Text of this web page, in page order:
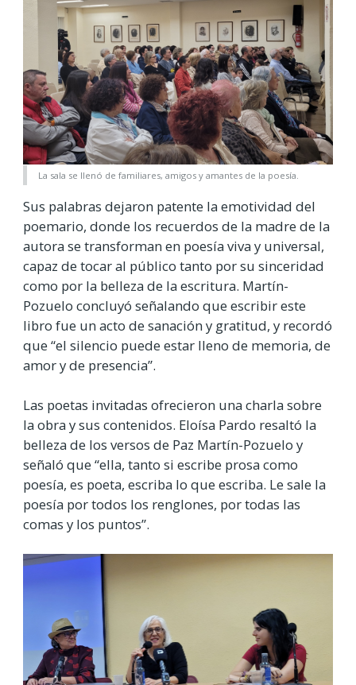
La sala se llenó de familiares, amigos y amantes de la poesía.
Sus palabras dejaron patente la emotividad del
poemario, donde los recuerdos de la madre de la
autora se transforman en poesía viva y universal,
capaz de tocar al público tanto por su sinceridad
como por la belleza de la escritura. Martín-
Pozuelo concluyó señalando que escribir este
libro fue un acto de sanación y gratitud, y recordó
que “el silencio puede estar lleno de memoria, de
amor y de presencia”.
Las poetas invitadas ofrecieron una charla sobre
la obra y sus contenidos. Eloísa Pardo resaltó la
belleza de los versos de Paz Martín-Pozuelo y
señaló que “ella, tanto si escribe prosa como
poesía, es poeta, escriba lo que escriba. Le sale la
poesía por todos los renglones, por todas las
comas y los puntos”.